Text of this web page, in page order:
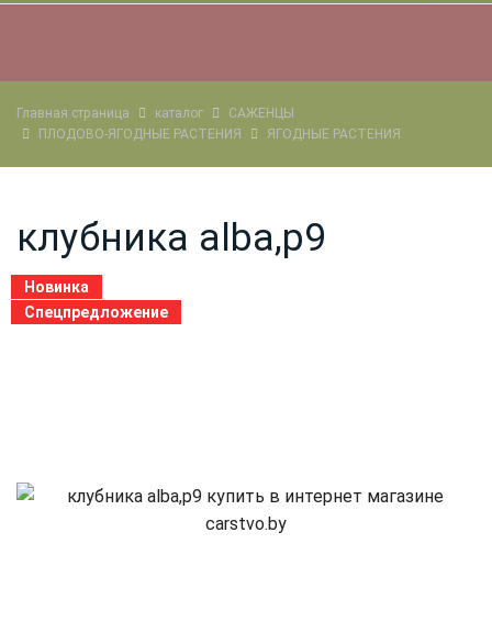
Главная страница каталог
САЖЕНЦЫ
ПЛОДОВО-ЯГОДНЫЕ РАСТЕНИЯ
ЯГОДНЫЕ РАСТЕНИЯ
клубника аlba,р9
Новинка
Спецпредложение